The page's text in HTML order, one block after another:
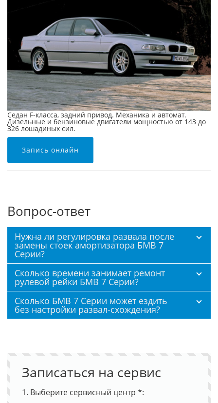
Седан F-класса, задний привод. Механика и автомат.
Дизельные и бензиновые двигатели мощностью от 143 до
326 лошадиных сил.
Запись онлайн
Вопрос-ответ
Нужна ли регулировка развала после
замены стоек амортизатора БМВ 7
Серии?
Сколько времени занимает ремонт
рулевой рейки БМВ 7 Серии?
Сколько БМВ 7 Серии может ездить
без настройки развал-схождения?
Записаться на сервис
1. Выберите сервисный центр *: